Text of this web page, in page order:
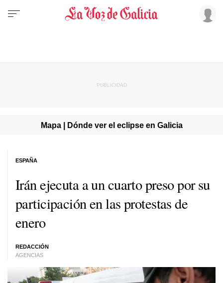
Mapa | Dónde ver el eclipse en Galicia
Irán ejecuta a un cuarto preso por su
participación en las protestas de
enero
REDACCIÓN
AGENCIAS
ESPAÑA